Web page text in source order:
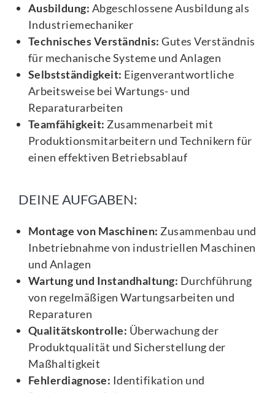
Ausbildung: Abgeschlossene Ausbildung als
Industriemechaniker
Technisches Verständnis: Gutes Verständnis
für mechanische Systeme und Anlagen
Selbstständigkeit: Eigenverantwortliche
Arbeitsweise bei Wartungs- und
Reparaturarbeiten
Teamfähigkeit: Zusammenarbeit mit
Produktionsmitarbeitern und Technikern für
einen effektiven Betriebsablauf
DEINE AUFGABEN:
Montage von Maschinen: Zusammenbau und
Inbetriebnahme von industriellen Maschinen
und Anlagen
Wartung und Instandhaltung: Durchführung
von regelmäßigen Wartungsarbeiten und
Reparaturen
Qualitätskontrolle: Überwachung der
Produktqualität und Sicherstellung der
Maßhaltigkeit
Fehlerdiagnose: Identifikation und